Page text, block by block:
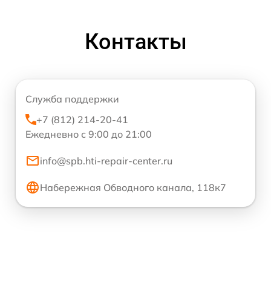
Контакты
Служба поддержки
+7 (812) 214-20-41
Ежедневно с 9:00 до 21:00
info@spb.hti-repair-center.ru
Набережная Обводного канала, 118к7